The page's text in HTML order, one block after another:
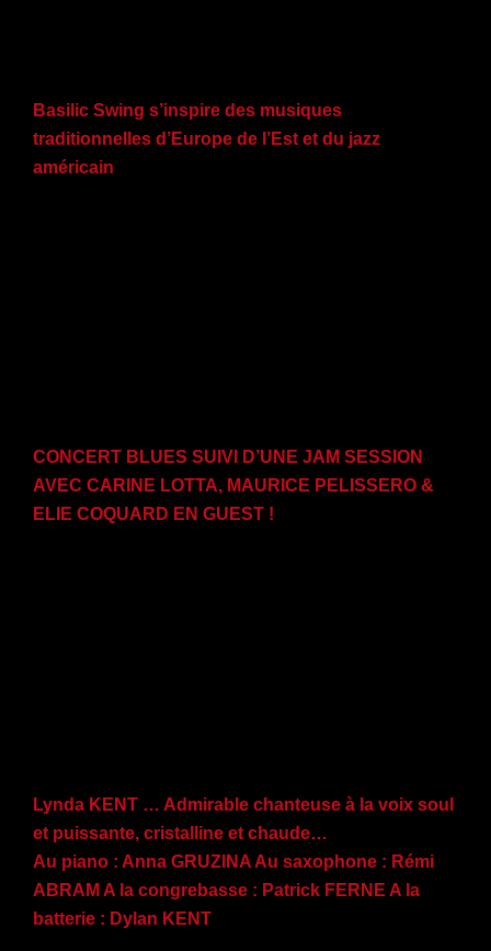
Basilic Swing s’inspire des musiques
traditionnelles d’Europe de l’Est et du jazz
américain
CONCERT BLUES SUIVI D’UNE JAM SESSION
AVEC CARINE LOTTA, MAURICE PELISSERO &
ELIE COQUARD EN GUEST !
Lynda KENT … Admirable chanteuse à la voix soul
et puissante, cristalline et chaude…
Au piano : Anna GRUZINA Au saxophone : Rémi
ABRAM A la congrebasse : Patrick FERNE A la
batterie : Dylan KENT